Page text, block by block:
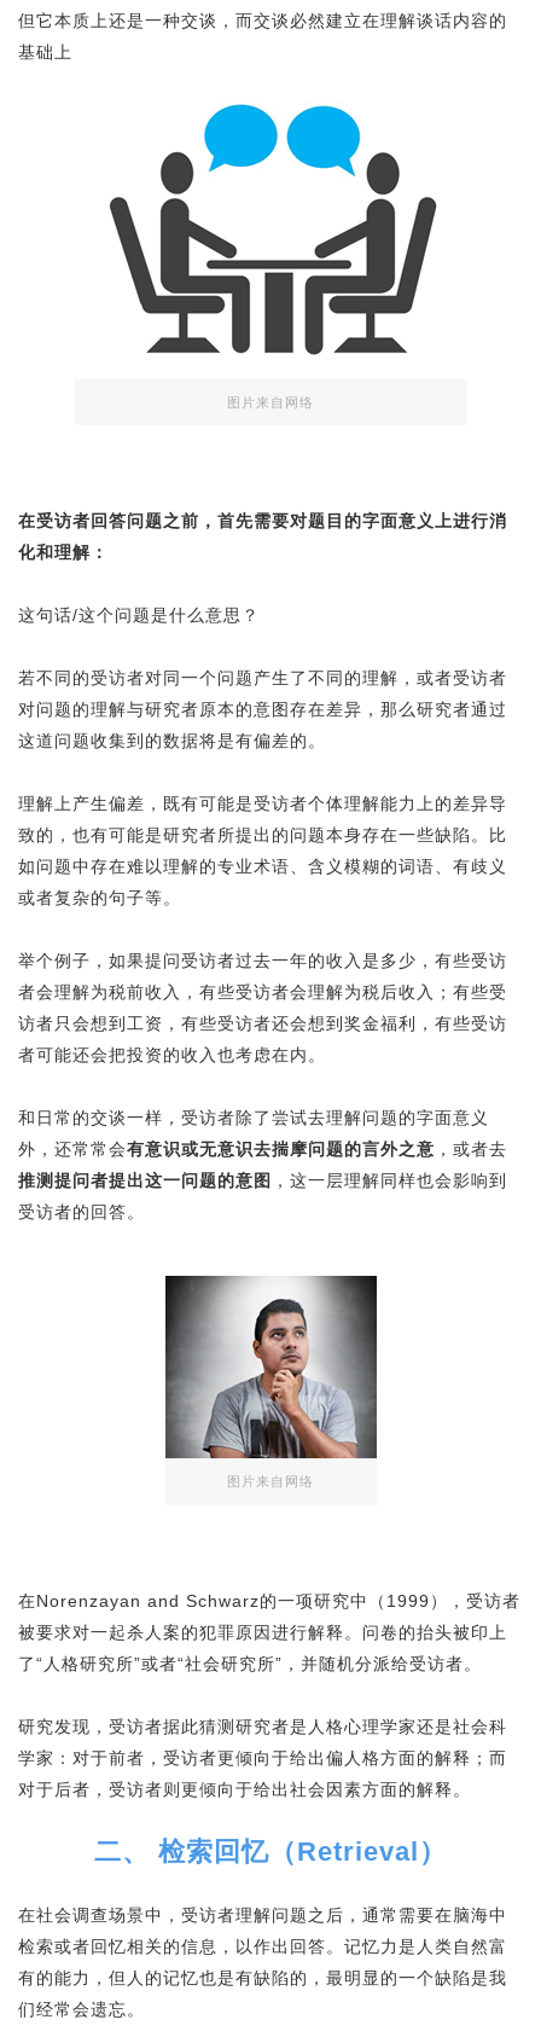
但它本质上还是一种交谈，而交谈必然建立在理解谈话内容的
基础上
图片来自网络
在受访者回答问题之前，首先需要对题目的字面意义上进行消
化和理解：
这句话/这个问题是什么意思？
若不同的受访者对同一个问题产生了不同的理解，或者受访者
对问题的理解与研究者原本的意图存在差异，那么研究者通过
这道问题收集到的数据将是有偏差的。
理解上产生偏差，既有可能是受访者个体理解能力上的差异导
致的，也有可能是研究者所提出的问题本身存在一些缺陷。比
如问题中存在难以理解的专业术语、含义模糊的词语、有歧义
或者复杂的句子等。
举个例子，如果提问受访者过去一年的收入是多少，有些受访
者会理解为税前收入，有些受访者会理解为税后收入；有些受
访者只会想到工资，有些受访者还会想到奖金福利，有些受访
者可能还会把投资的收入也考虑在内。
和日常的交谈一样，受访者除了尝试去理解问题的字面意义
外，还常常会有意识或无意识去揣摩问题的言外之意 ，或者去
推测提问者提出这一问题的意图 ，这一层理解同样也会影响到
受访者的回答。
图片来自网络
在Norenzayan and Schwarz的一项研究中（1999），受访者
被要求对一起杀人案的犯罪原因进行解释。问卷的抬头被印上
了“人格研究所”或者“社会研究所”，并随机分派给受访者。
研究发现，受访者据此猜测研究者是人格心理学家还是社会科
学家：对于前者，受访者更倾向于给出偏人格方面的解释；而
对于后者，受访者则更倾向于给出社会因素方面的解释。
二、 检索回忆（Retrieval）
在社会调查场景中，受访者理解问题之后，通常需要在脑海中
检索或者回忆相关的信息，以作出回答。记忆力是人类自然富
有的能力，但人的记忆也是有缺陷的，最明显的一个缺陷是我
们经常会遗忘。